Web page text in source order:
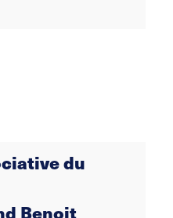
du
Benoit